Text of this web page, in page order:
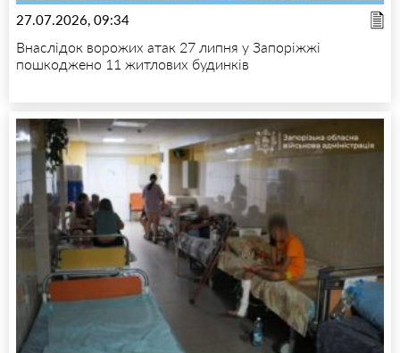
27.07.2026, 09:34
Внаслідок ворожих атак 27 липня у Запоріжжі
пошкоджено 11 житлових будинків